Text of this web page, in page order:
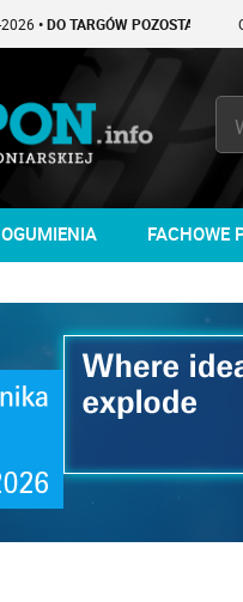
POZOSTAŁO -1 DNI
FACHOWE